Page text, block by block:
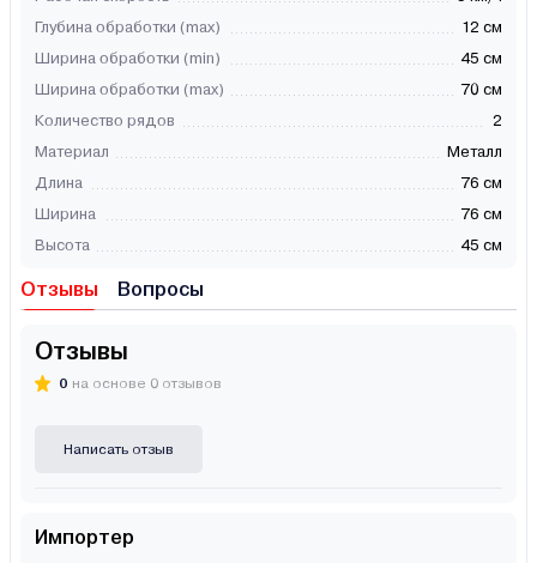
Глубина обработки (max)
12 см
Ширина обработки (min)
45 см
Ширина обработки (max)
70 см
Количество рядов
2
Материал
Металл
Длина
76 см
Ширина
76 см
Высота
45 см
Отзывы Вопросы
Отзывы
0 на основе 0 отзывов
Написать отзыв
Импортер